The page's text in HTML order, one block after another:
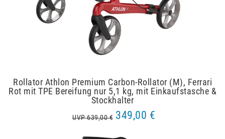
Rollator Athlon Premium Carbon-Rollator (M), Ferrari
Rot mit TPE Bereifung nur 5,1 kg, mit Einkaufstasche &
Stockhalter
UVP 639,00 € 349,00 €